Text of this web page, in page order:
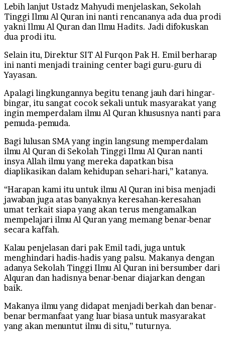
Lebih lanjut Ustadz Mahyudi menjelaskan, Sekolah
Tinggi Ilmu Al Quran ini nanti rencananya ada dua prodi
yakni Ilmu Al Quran dan Ilmu Hadits. Jadi difokuskan
dua prodi itu.
Selain itu, Direktur SIT Al Furqon Pak H. Emil berharap
ini nanti menjadi training center bagi guru-guru di
Yayasan.
Apalagi lingkungannya begitu tenang jauh dari hingar-
bingar, itu sangat cocok sekali untuk masyarakat yang
ingin memperdalam ilmu Al Quran khususnya nanti para
pemuda-pemuda.
Bagi lulusan SMA yang ingin langsung memperdalam
ilmu Al Quran di Sekolah Tinggi Ilmu Al Quran nanti
insya Allah ilmu yang mereka dapatkan bisa
diaplikasikan dalam kehidupan sehari-hari,” katanya.
“Harapan kami itu untuk ilmu Al Quran ini bisa menjadi
jawaban juga atas banyaknya keresahan-keresahan
umat terkait siapa yang akan terus mengamalkan
mempelajari ilmu Al Quran yang memang benar-benar
secara kaffah.
Kalau penjelasan dari pak Emil tadi, juga untuk
menghindari hadis-hadis yang palsu. Makanya dengan
adanya Sekolah Tinggi Ilmu Al Quran ini bersumber dari
Alquran dan hadisnya benar-benar diajarkan dengan
baik.
Makanya ilmu yang didapat menjadi berkah dan benar-
benar bermanfaat yang luar biasa untuk masyarakat
yang akan menuntut ilmu di situ,” tuturnya.